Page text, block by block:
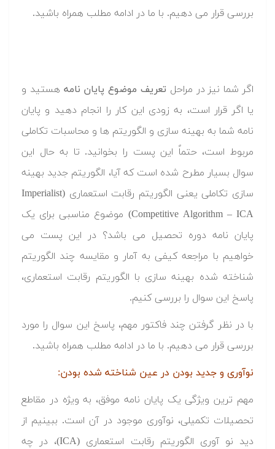
بررسی قرار می دهیم. با ما در ادامه مطلب همراه باشید.
اگر شما نیز در مراحل تعریف موضوع پایان نامه هستید و
یا اگر قرار است، به زودی این کار را انجام دهید و پایان
نامه شما به بهینه سازی و الگوریتم ها و محاسبات تکاملی
مربوط است، حتماً این پست را بخوانید. تا به حال این
سوال بسیار مطرح شده است که آیا، الگوریتم جدید بهینه
سازی تکاملی یعنی الگوریتم رقابت استعماری (Imperialist
Competitive Algorithm – ICA) موضوع مناسبی برای یک
پایان نامه دوره تحصیل می باشد؟ در این پست می
خواهیم با مراجعه کیفی به آمار و مقایسه چند الگوریتم
شناخته شده بهینه سازی با الگوریتم رقابت استعماری،
پاسخ این سوال را بررسی کنیم.
با در نظر گرفتن چند فاکتور مهم، پاسخ این سوال را مورد
بررسی قرار می دهیم. با ما در ادامه مطلب همراه باشید.
نوآوری و جدید بودن در عین شناخته شده بودن:
مهم ترین ویژگی یک پایان نامه موفق، به ویژه در مقاطع
تحصیلات تکمیلی، نوآوری موجود در آن است. ببینیم از
دید نو آوری الگوریتم رقابت استعماری (ICA)، در چه